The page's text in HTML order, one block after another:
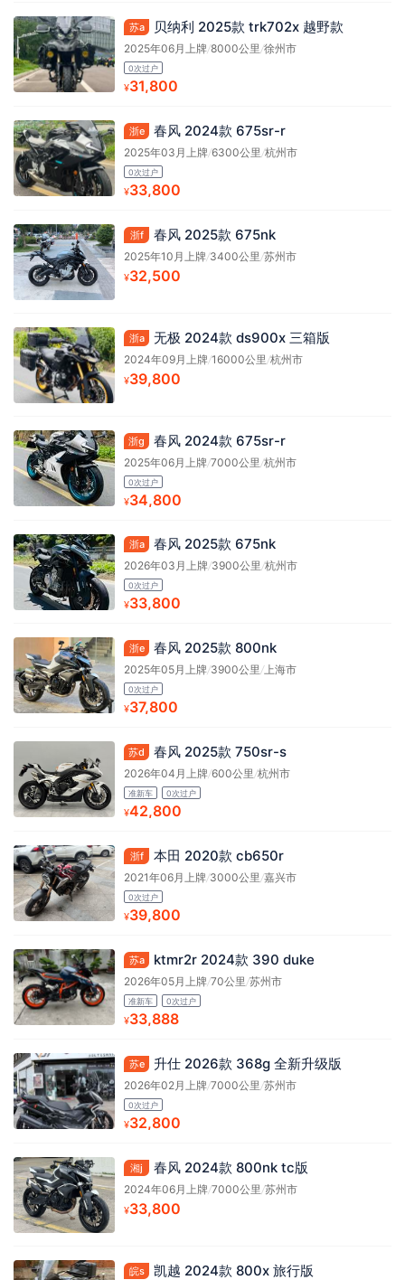
苏a 贝纳利 2025款 trk702x 越野款
2025年06月上牌/8000公里 /徐州市
0次过户
¥31,800
浙e 春风 2024款 675sr-r
2025年03月上牌/6300公里 /杭州市
0次过户
¥33,800
浙f 春风 2025款 675nk
2025年10月上牌/3400公里 /苏州市
¥32,500
浙a 无极 2024款 ds900x 三箱版
2024年09月上牌/16000公里 /杭州市
¥39,800
浙g 春风 2024款 675sr-r
2025年06月上牌/7000公里 /杭州市
0次过户
¥34,800
浙a 春风 2025款 675nk
2026年03月上牌/3900公里/杭州市
0次过户
¥33,800
浙e 春风 2025款 800nk
2025年05月上牌/3900公里/上海市
0次过户
¥37,800
苏d 春风 2025款 750sr-s
2026年04月上牌/600公里/杭州市
准新车 0次过户
¥42,800
浙f 本田 2020款 cb650r
2021年06月上牌/3000公里/嘉兴市
0次过户
¥39,800
苏a ktmr2r 2024款 390 duke
2026年05月上牌/70公里/苏州市
准新车 0次过户
¥33,888
苏e 升仕 2026款 368g 全新升级版
2026年02月上牌/7000公里/苏州市
0次过户
¥32,800
湘j 春风 2024款 800nk tc版
2024年06月上牌/7000公里/苏州市
¥33,800
皖s 凯越 2024款 800x 旅行版